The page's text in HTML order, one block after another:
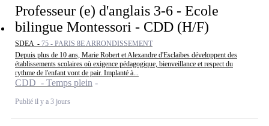
Professeur (e) d'anglais 3-6 - Ecole
bilingue Montessori - CDD (H/F)
SDEA - 75 - PARIS 8E ARRONDISSEMENT
Depuis plus de 10 ans, Marie Robert et Alexandre d'Esclaibes développent des
établissements scolaires où exigence pédagogique, bienveillance et respect du
rythme de l'enfant vont de pair. Implanté à...
CDD - Temps plein
Publié il y a 3 jours